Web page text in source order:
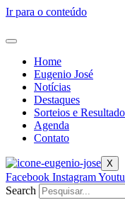
Ir para o conteúdo
Home
Eugenio José
Notícias
Destaques
Sorteios e
Agenda
Contato
X
Facebook Instagram
Search